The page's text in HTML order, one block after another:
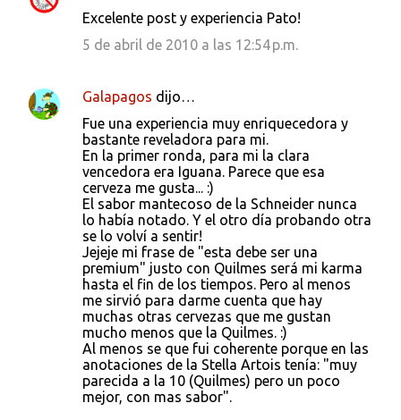
n
Excelente post y experiencia Pato!
5 de abril de 2010 a las 12:54 p.m.
Galapagos dijo…
Fue una experiencia muy enriquecedora y
bastante reveladora para mi.
En la primer ronda, para mi la clara
vencedora era Iguana. Parece que esa
cerveza me gusta... :)
El sabor mantecoso de la Schneider nunca
lo había notado. Y el otro día probando otra
se lo volví a sentir!
Jejeje mi frase de "esta debe ser una
premium" justo con Quilmes será mi karma
hasta el fin de los tiempos. Pero al menos
me sirvió para darme cuenta que hay
muchas otras cervezas que me gustan
mucho menos que la Quilmes. :)
Al menos se que fui coherente porque en las
anotaciones de la Stella Artois tenía: "muy
parecida a la 10 (Quilmes) pero un poco
mejor, con mas sabor".